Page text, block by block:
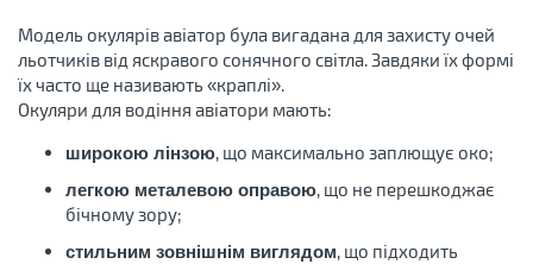
Модель окулярів авіатор була вигадана для захисту очей
льотчиків від яскравого сонячного світла. Завдяки їх формі
їх часто ще називають «краплі».
Окуляри для водіння авіатори мають:
широкою лінзою, що максимально заплющує око;
легкою металевою оправою, що не перешкоджає
бічному зору;
стильним зовнішнім виглядом, що підходить